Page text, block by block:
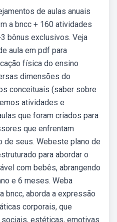
de aulas anuais
a bncc + 160 atividades
bônus exclusivos. Veja
aula em pdf para
física do ensino
dimensões do
conceituais (saber sobre
atividades e
que foram criados para
que enfrentam
de seus. Webeste plano de
para abordar o
com bebês, abrangendo
e 6 meses. Weba
bncc, aborda a expressão
corporais, que
estéticas, emotivas